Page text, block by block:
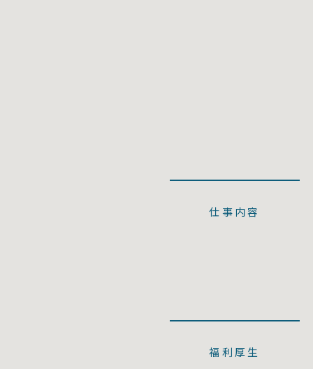
仕事内容
福利厚生